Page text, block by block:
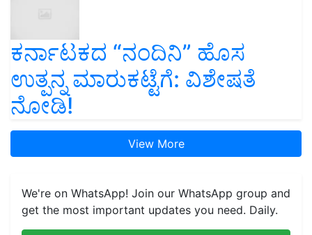
ಕರ್ನಾಟಕದ “ನಂದಿನಿ” ಹೊಸ
ಉತ್ಪನ್ನ ಮಾರುಕಟ್ಟೆಗೆ: ವಿಶೇಷತೆ
ನೋಡಿ!
View More
We're on WhatsApp! Join our WhatsApp group and
get the most important updates you need. Daily.